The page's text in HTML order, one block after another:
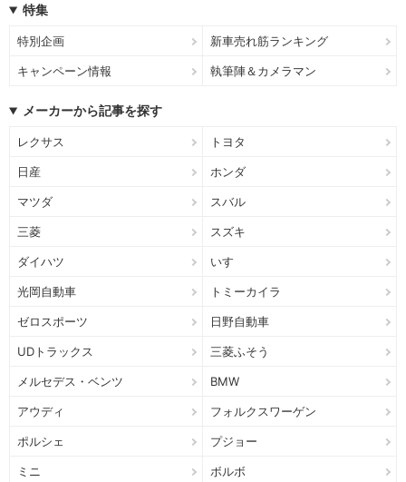
特集
特別企画 新車売れ筋ランキング
キャンペーン情報 執筆陣＆カメラマン
メーカーから記事を探す
レクサス トヨタ
日産 ホンダ
マツダ スバル
三菱 スズキ
ダイハツ いすゞ
光岡自動車 トミーカイラ
ゼロスポーツ 日野自動車
UDトラックス 三菱ふそう
メルセデス・ベンツ BMW
アウディ フォルクスワーゲン
ポルシェ プジョー
ミニ ボルボ